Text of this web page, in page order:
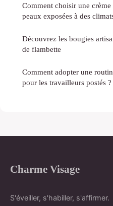
Comment choisir une
peaux exposées à des
Découvrez les bougies
de flambette
Comment adopter une
pour les travailleurs postés ?
Charme Visage
S'éveiller, s'habiller, s'affirmer.